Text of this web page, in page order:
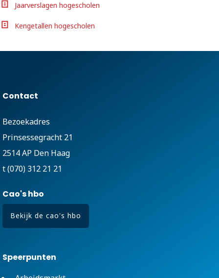
Jaarverslagen hogescholen
Kengetallen hogescholen
Contact
Bezoekadres
Prinsessegracht 21
2514 AP Den Haag
t (070) 312 21 21
Cao's hbo
Bekijk de cao's hbo
Speerpunten